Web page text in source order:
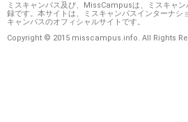
ミスキャンパス及び、MissCampusは、ミスキャ
録です。本サイトは、ミスキャンパスインターナシ
キャンパスのオフィシャルサイトです。
Copyright © 2015 misscampus.info. All Rights